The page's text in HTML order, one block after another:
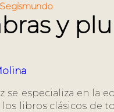
Segismundo
y
se especializa en la
libros clásicos de